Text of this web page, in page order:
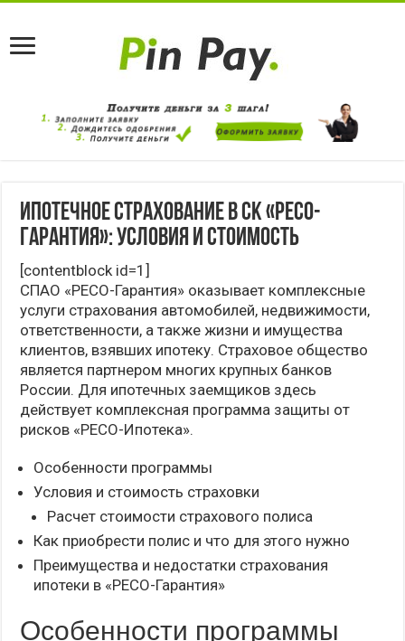
Ипотечное страхование в СК «РЕСО-
Гарантия»: условия и стоимость
[contentblock id=1]
СПАО «РЕСО-Гарантия» оказывает комплексные
услуги страхования автомобилей, недвижимости,
ответственности, а также жизни и имущества
клиентов, взявших ипотеку. Страховое общество
является партнером многих крупных банков
России. Для ипотечных заемщиков здесь
действует комплексная программа защиты от
рисков «РЕСО-Ипотека».
Особенности программы
Условия и стоимость страховки
Расчет стоимости страхового полиса
Как приобрести полис и что для этого нужно
Преимущества и недостатки страхования
ипотеки в «РЕСО-Гарантия»
Особенности программы